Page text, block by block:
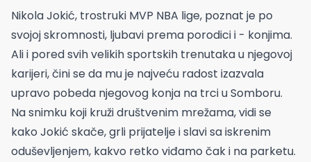
Nikola Jokić, trostruki MVP NBA lige, poznat je po
svojoj skromnosti, ljubavi prema porodici i - konjima.
Ali i pored svih velikih sportskih trenutaka u njegovoj
karijeri, čini se da mu je najveću radost izazvala
upravo pobeda njegovog konja na trci u Somboru.
Na snimku koji kruži društvenim mrežama, vidi se
kako Jokić skače, grli prijatelje i slavi sa iskrenim
oduševljenjem, kakvo retko viđamo čak i na parketu.